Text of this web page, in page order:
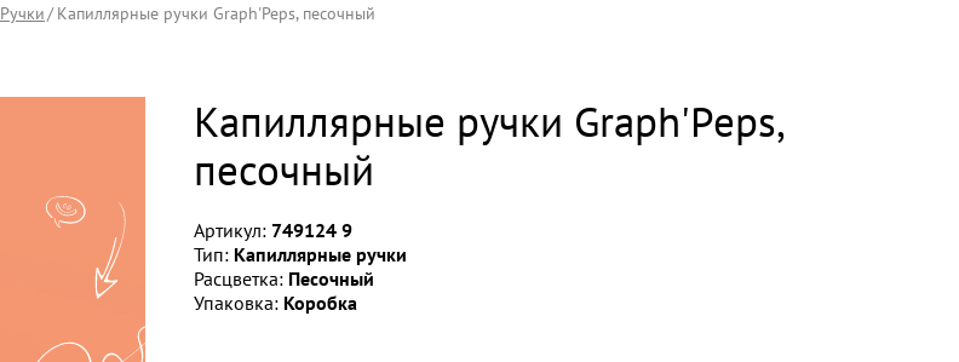
Ручки Капиллярные ручки Graph'Peps, песочный
Капиллярные ручки Graph'Peps,
песочный
Артикул: 749124 9
Тип: Капиллярные ручки
Расцветка: Песочный
Упаковка: Коробка